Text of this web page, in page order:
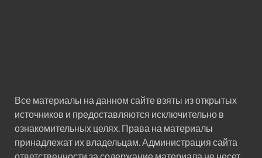
Все материалы на данном сайте взяты из открытых
источников и предоставляются исключительно в
ознакомительных целях. Права на материалы
принадлежат их владельцам. Администрация сайта
ответственности за содержание материала не несет.